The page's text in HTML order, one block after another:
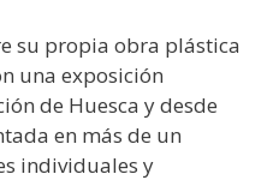
su propia obra plástica
una exposición
de Huesca y desde
en más de un
individuales y